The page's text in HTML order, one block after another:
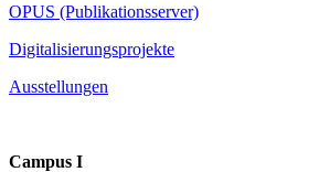
OPUS (Publikationsserver)
Digitalisierungsprojekte
Ausstellungen
Campus I